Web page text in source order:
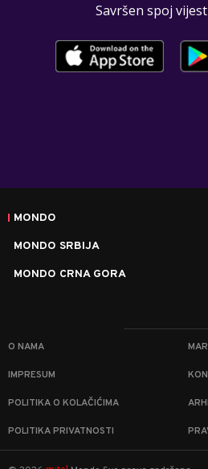
Savršen spoj
MONDO
MONDO SRBIJA
MONDO CRNA GORA
O NAMA
IMPRESUM
POLITIKA O KOLAČIĆIMA
POLITIKA PRIVATNOSTI